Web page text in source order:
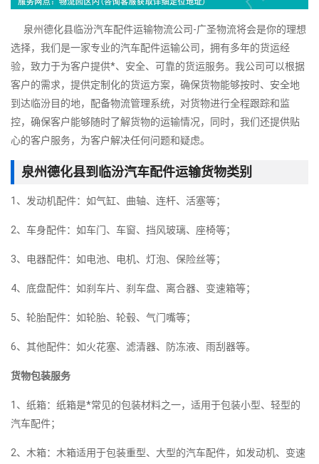
泉州德化县临汾汽车配件运输物流公司-广圣物流将会是你的理想
选择，我们是一家专业的汽车配件运输公司，拥有多年的货运经
验，致力于为客户提供*、安全、可靠的货运服务。我公司可以根据
客户的需求，提供定制化的货运方案，确保货物能够按时、安全地
到达临汾目的地，配备物流管理系统，对货物进行全程跟踪和监
控，确保客户能够随时了解货物的运输情况，同时，我们还提供贴
心的客户服务，为客户解决任何问题和疑虑。
泉州德化县到临汾汽车配件运输货物类别
1、发动机配件：如气缸、曲轴、连杆、活塞等；
2、车身配件：如车门、车窗、挡风玻璃、座椅等；
3、电器配件：如电池、电机、灯泡、保险丝等；
4、底盘配件：如刹车片、刹车盘、离合器、变速箱等；
5、轮胎配件：如轮胎、轮毂、气门嘴等；
6、其他配件：如火花塞、滤清器、防冻液、雨刮器等。
货物包装服务
1、纸箱：纸箱是*常见的包装材料之一，适用于包装小型、轻型的
汽车配件；
2、木箱：木箱适用于包装重型、大型的汽车配件，如发动机、变速